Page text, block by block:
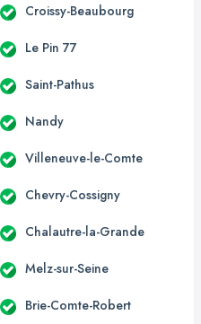
Croissy-Beaubourg
Le Pin 77
Saint-Pathus
Nandy
Villeneuve-le-Comte
Chevry-Cossigny
Chalautre-la-Grande
Melz-sur-Seine
Brie-Comte-Robert